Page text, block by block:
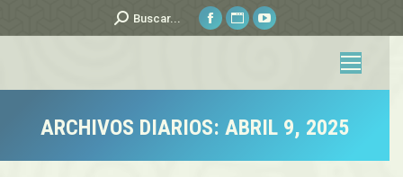
Buscar:Buscar...
Facebook
page
in
window
Sitio
web
opens
new
window
YouTube
page
in
window
ARCHIVOS DIARIOS: ABRIL 9, 2025